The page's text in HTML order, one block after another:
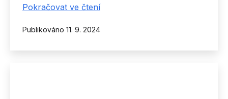
Pokračovat ve čteníMůj
2024
Publikováno 11. 9. 2024